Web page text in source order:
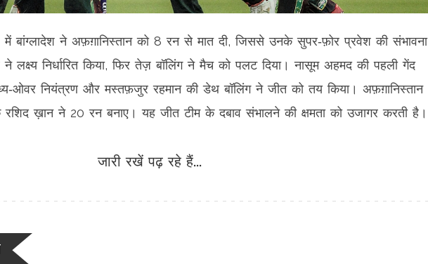
बांग्लादेश ने अफ़ग़ानिस्तान को 8 रन से मात दी, जिससे उनके सुपर‑फ़ोर प्रवेश की संभावना
निर्धारित किया, फिर तेज़ बॉलिंग ने मैच को पलट दिया। नासूम अहमद की पहली गेंद
नियंत्रण और मस्तफ़जुर रहमान की डेथ बॉलिंग ने जीत को तय किया। अफ़ग़ानिस्तान
ख़ान ने 20 रन बनाए। यह जीत टीम के दबाव संभालने की क्षमता को उजागर करती है।
जारी रखें पढ़ रहे हैं...